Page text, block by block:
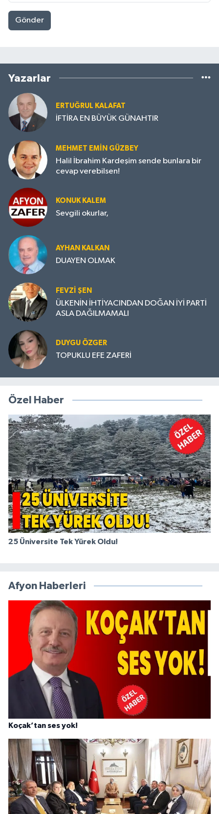
Gönder
Yazarlar
ERTUĞRUL KALAFAT
İFTİRA EN BÜYÜK GÜNAHTIR
MEHMET EMIN GÜZBEY
Halil İbrahim Kardeşim sende bunlara bir
cevap verebilsen!
KONUK KALEM
Sevgili okurlar,
AYHAN KALKAN
DUAYEN OLMAK
FEVZI ŞEN
ÜLKENİN İHTİYACINDAN DOĞAN İYİ PARTİ
ASLA DAĞILMAMALI
DUYGU ÖZGER
TOPUKLU EFE ZAFERİ
Özel Haber
25 Üniversite Tek Yürek Oldu!
Afyon Haberleri
Koçak’tan ses yok!